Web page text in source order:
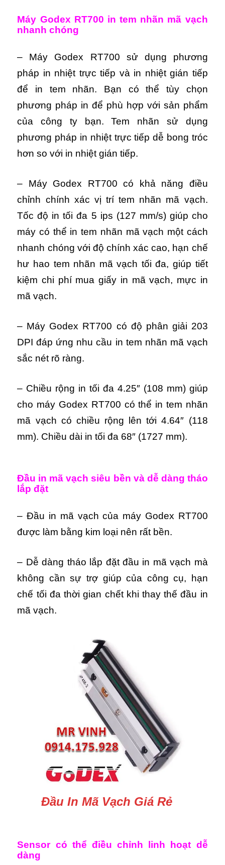
Máy Godex RT700 in tem nhãn mã vạch
nhanh chóng
– Máy Godex RT700 sử dụng phương
pháp in nhiệt trực tiếp và in nhiệt gián tiếp
để in tem nhãn. Bạn có thể tùy chọn
phương pháp in để phù hợp với sản phẩm
của công ty bạn. Tem nhãn sử dụng
phương pháp in nhiệt trực tiếp dễ bong tróc
hơn so với in nhiệt gián tiếp.
– Máy Godex RT700 có khả năng điều
chỉnh chính xác vị trí tem nhãn mã vạch.
Tốc độ in tối đa 5 ips (127 mm/s) giúp cho
máy có thể in tem nhãn mã vạch một cách
nhanh chóng với độ chính xác cao, hạn chế
hư hao tem nhãn mã vạch tối đa, giúp tiết
kiệm chi phí mua giấy in mã vạch, mực in
mã vạch.
– Máy Godex RT700 có độ phân giải 203
DPI đáp ứng nhu cầu in tem nhãn mã vạch
sắc nét rõ ràng.
– Chiều rộng in tối đa 4.25″ (108 mm) giúp
cho máy Godex RT700 có thể in tem nhãn
mã vạch có chiều rộng lên tới 4.64″ (118
mm). Chiều dài in tối đa 68″ (1727 mm).
Đầu in mã vạch siêu bền và dễ dàng tháo
lắp đặt
– Đầu in mã vạch của máy Godex RT700
được làm bằng kim loại nên rất bền.
– Dễ dàng tháo lắp đặt đầu in mã vạch mà
không cần sự trợ giúp của công cụ, hạn
chế tối đa thời gian chết khi thay thế đầu in
mã vạch.
Đầu In Mã Vạch Giá Rẻ
Sensor có thể điều chỉnh linh hoạt dễ
dàng